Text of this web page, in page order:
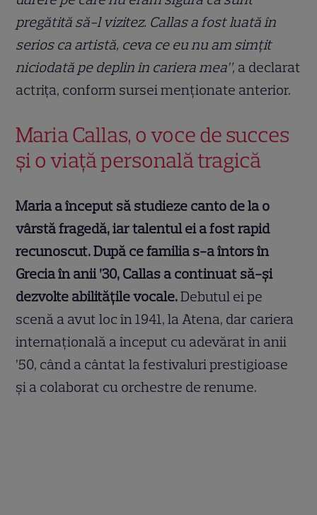
pregătită să-l vizitez. Callas a fost luată în
serios ca artistă, ceva ce eu nu am simțit
niciodată pe deplin în cariera mea”, a declarat
actrița, conform sursei menționate anterior.
Maria Callas, o voce de succes
și o viață personală tragică
Maria a început să studieze canto de la o
vârstă fragedă, iar talentul ei a fost rapid
recunoscut. După ce familia s-a întors în
Grecia în anii ’30, Callas a continuat să-și
dezvolte abilitățile vocale.Debutul ei pe
scenă a avut loc în 1941, la Atena, dar cariera
internațională a început cu adevărat în anii
’50, când a cântat la festivaluri prestigioase
și a colaborat cu orchestre de renume.